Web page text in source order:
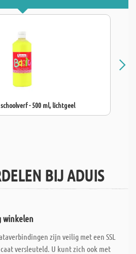
- 500 ml, lichtgeel
BIJ ADUIS
winkelen
zijn veilig met een SSL
versleuteld. U kunt zich ook met